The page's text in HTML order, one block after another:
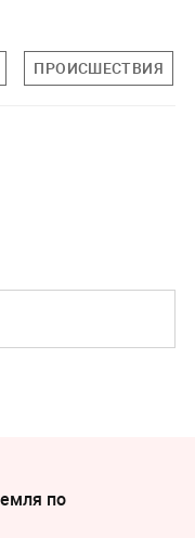
ПРОИСШЕСТВИЯ
по